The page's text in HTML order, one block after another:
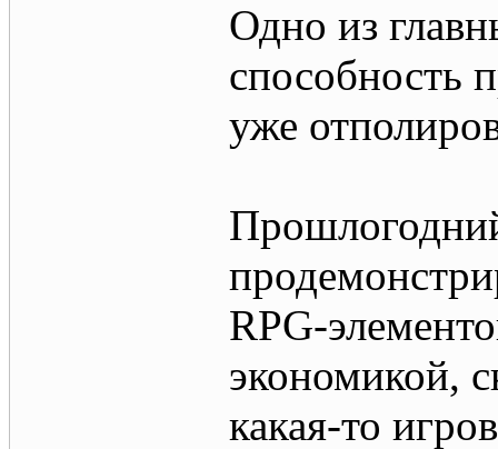
Одно из
способность
уже
RPG-
экономикой,
какая-то